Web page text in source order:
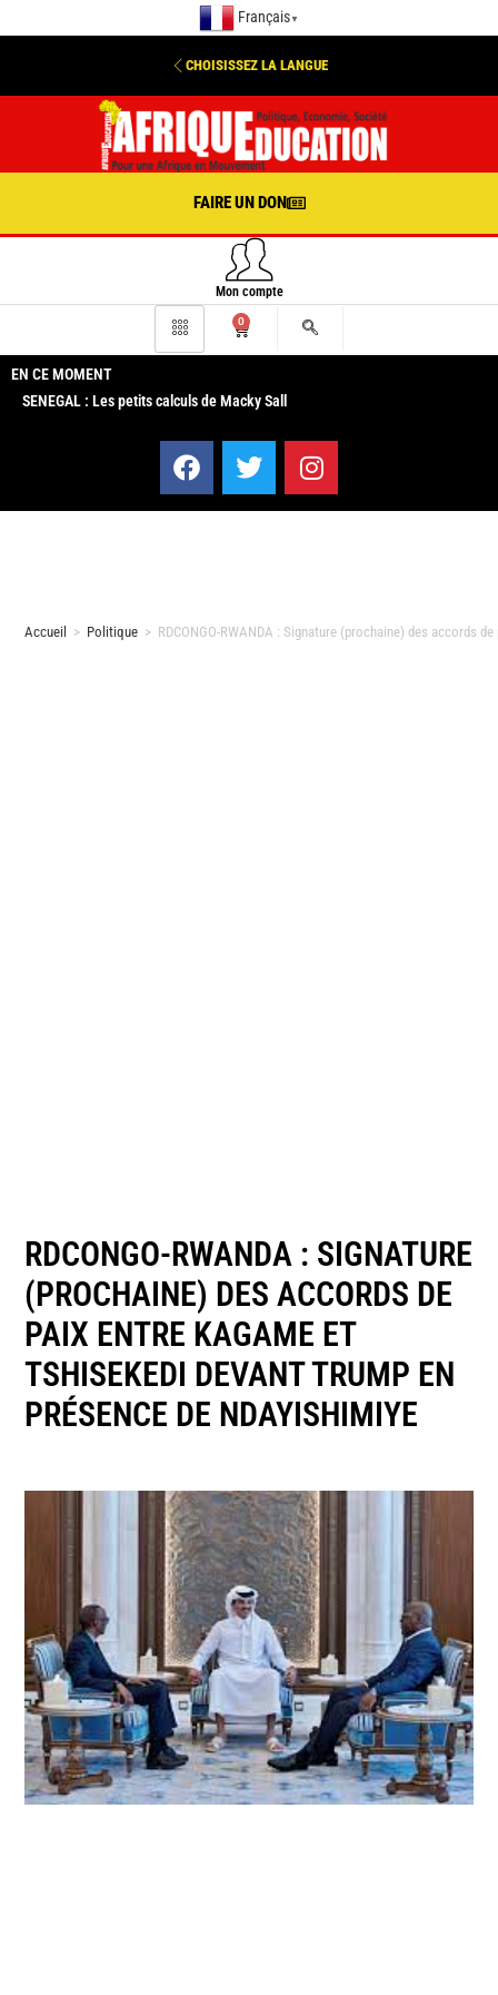
Français ▼
CHOISISSEZ LA LANGUE
FAIRE UN DON
Mon compte
0
EN CE MOMENT
SENEGAL : Les petits calculs de Macky Sall
Accueil > Politique > RDCONGO-RWANDA : Signature (prochaine) des accords
RDCONGO-RWANDA : SIGNATURE
(PROCHAINE) DES ACCORDS DE
PAIX ENTRE KAGAME ET
TSHISEKEDI DEVANT TRUMP EN
PRÉSENCE DE NDAYISHIMIYE